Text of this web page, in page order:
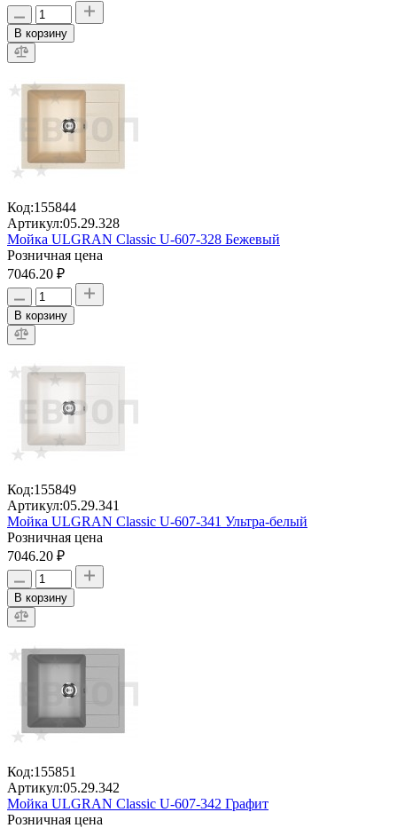
В корзину
Код:155844
Артикул:05.29.328
Мойка ULGRAN Classic U-607-328 Бежевый
Розничная цена
7046.20 ₽
В корзину
Код:155849
Артикул:05.29.341
Мойка ULGRAN Classic U-607-341 Ультра-белый
Розничная цена
7046.20 ₽
В корзину
Код:155851
Артикул:05.29.342
Мойка ULGRAN Classic U-607-342 Графит
Розничная цена